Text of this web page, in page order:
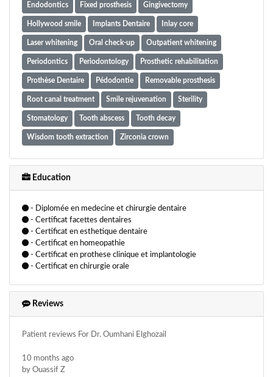
Endodontics Fixed prosthesis Gingivectomy
Hollywood smile Implants Dentaire Inlay core
Laser whitening Oral check-up Outpatient whitening
Periodontics Periodontology Prosthetic rehabilitation
Prothèse Dentaire Pédodontie Removable prosthesis
Root canal treatment Smile rejuvenation Sterility
Stomatology Tooth abscess Tooth decay
Wisdom tooth extraction Zirconia crown
Education
- Diplomée en medecine et chirurgie dentaire
- Certificat facettes dentaires
- Certificat en esthetique dentaire
- Certificat en homeopathie
- Certificat en prothese clinique et implantologie
- Certificat en chirurgie orale
Reviews
Patient reviews For Dr. Oumhani Elghozail
10 months ago
by Ouassif Z